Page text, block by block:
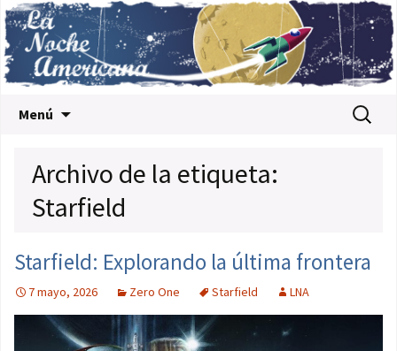
Menú Buscar:
Archivo de la etiqueta:
Starfield
Starfield: Explorando la última frontera
7 mayo, 2026 Zero One Starfield LNA